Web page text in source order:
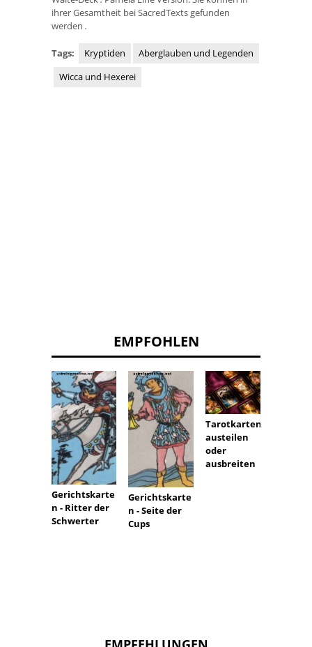
ihrer Gesamtheit bei SacredTexts gefunden
werden .
Tags: Kryptiden
Aberglauben und Legenden
Wicca und Hexerei
EMPFOHLEN
Gerichtskarte
n - Ritter der
Schwerter
Gerichtskarte
n - Seite der
Cups
Tarotkarten
austeilen
oder
ausbreiten